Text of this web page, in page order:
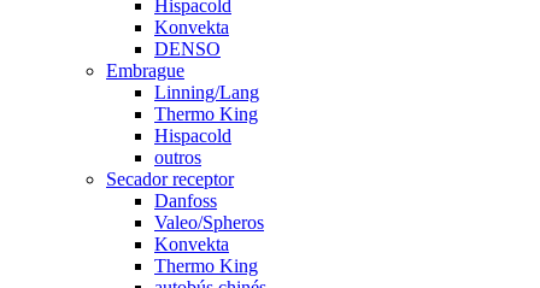
Hispacold
Konvekta
DENSO
Embrague
Linning/Lang
Thermo King
Hispacold
outros
Secador receptor
Danfoss
Valeo/Spheros
Konvekta
Thermo King